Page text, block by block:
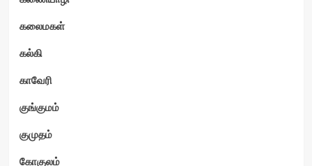
கலைமகள்
கல்கி
காவேரி
குங்குமம்
குமுதம்
கோகுலம்